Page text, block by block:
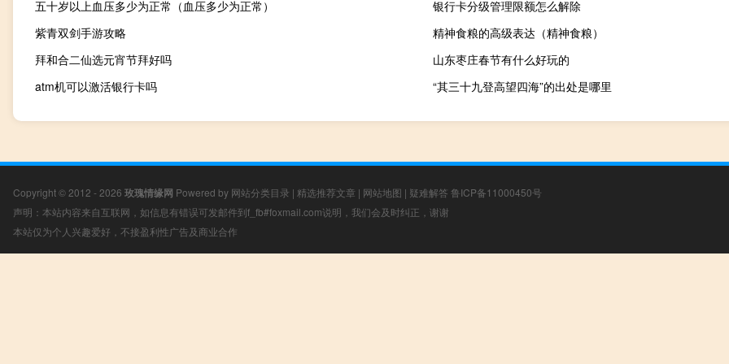
五十岁以上血压多少为正常（血压多少为正常）
银行卡分级管理限额怎么解除
紫青双剑手游攻略
精神食粮的高级表达（精神食粮）
拜和合二仙选元宵节拜好吗
山东枣庄春节有什么好玩的
atm机可以激活银行卡吗
“其三十九登高望四海”的出处是哪里
Copyright © 2012 - 2026 玫瑰情缘网 Powered by 网站分类目录 | 精选推荐文章 | 网站地图 | 疑难解答 鲁ICP备11000450号
声明：本站内容来自互联网，如信息有错误可发邮件到f_fb#foxmail.com说明，我们会及时纠正，谢谢
本站仅为个人兴趣爱好，不接盈利性广告及商业合作